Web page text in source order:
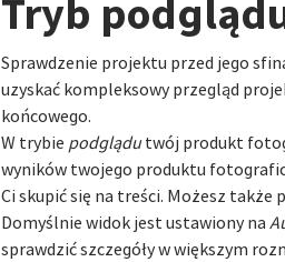
Tryb
Sprawdzenie projektu przed jego
uzyskać kompleksowy przegląd
końcowego.
W trybie podglądutwój produkt
wyników twojego produktu
Ci skupić się na treści. Możesz
Domyślnie widok jest ustawiony na
sprawdzić szczegóły w większym